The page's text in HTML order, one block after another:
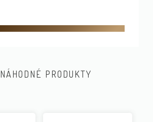
NÁHODNÉ PRODUKTY